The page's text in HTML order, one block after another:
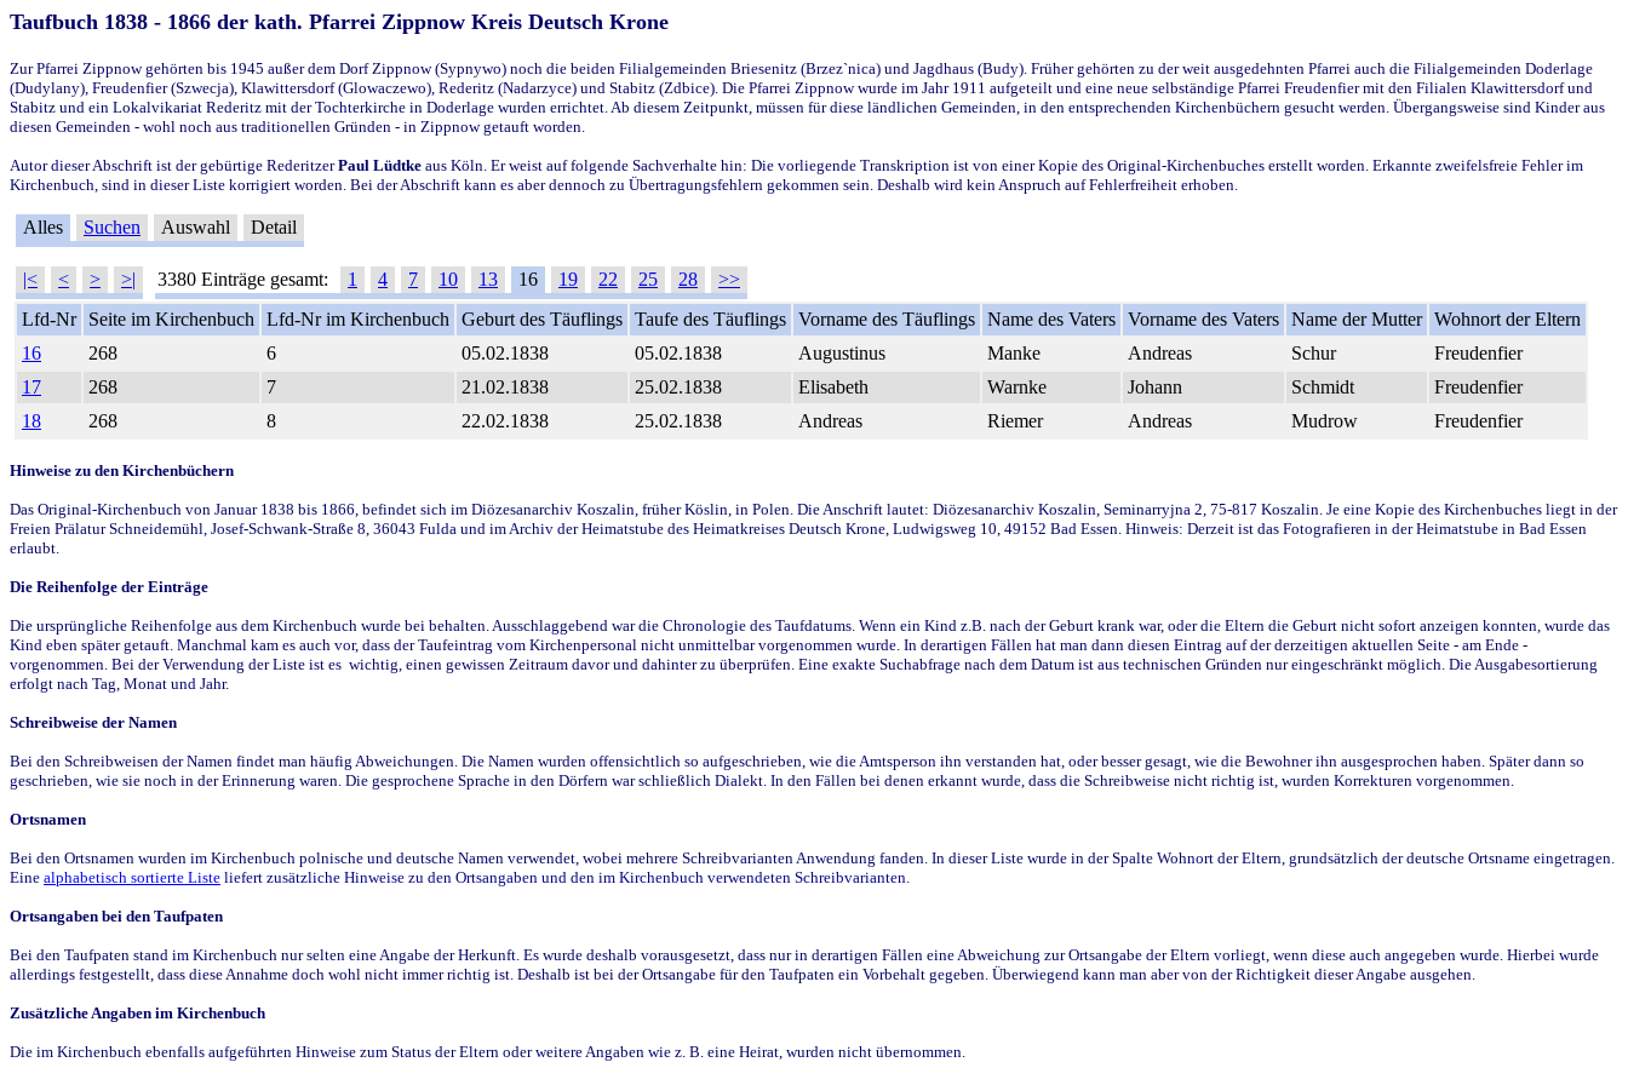
Taufbuch 1838 - 1866 der kath. Pfarrei Zippnow Kreis Deutsch Krone
Zur Pfarrei Zippnow gehörten bis 1945 außer dem Dorf Zippnow (Sypnywo) noch die beiden Filialgemeinden Briesenitz (Brzez`nica) und Jagdhaus (Budy). Früher gehörten zu der weit ausgedehnten Pfarrei auch die Filialgemeinden Doderlage
(Dudylany), Freudenfier (Szwecja), Klawittersdorf (Glowaczewo), Rederitz (Nadarzyce) und Stabitz (Zdbice). Die Pfarrei Zippnow wurde im Jahr 1911 aufgeteilt und eine neue selbständige Pfarrei Freudenfier mit den Filialen Klawittersdorf und
Stabitz und ein Lokalvikariat Rederitz mit der Tochterkirche in Doderlage wurden errichtet. Ab diesem Zeitpunkt, müssen für diese ländlichen Gemeinden, in den entsprechenden Kirchenbüchern gesucht werden. Übergangsweise sind Kinder aus
diesen Gemeinden - wohl noch aus traditionellen Gründen - in Zippnow getauft worden.
Autor dieser Abschrift ist der gebürtige RederitzerPaul Lüdtke aus Köln. Er weist auf folgende Sachverhalte hin: Die vorliegende Transkription ist von einer Kopie des Original-Kirchenbuches erstellt worden. Erkannte zweifelsfreie Fehler im
Kirchenbuch, sind in dieser Liste korrigiert worden. Bei der Abschrift kann es aber dennoch zu Übertragungsfehlern gekommen sein. Deshalb wird kein Anspruch auf Fehlerfreiheit erhoben.
Alles Suchen Auswahl Detail
|< < > >| 3380 Einträge gesamt: 1 4 7 10 13 16 19 22 25 28
>>
Lfd-Nr
Seite im Kirchenbuch Lfd-Nr im Kirchenbuch Geburt des Täuflings Taufe des Täuflings Vorname des Täuflings Name des Vaters Vorname des Vaters Name der Mutter Wohnort der Eltern
16
268 6 05.02.1838 05.02.1838 Augustinus Manke Andreas Schur
Freudenfier
17
268 7 21.02.1838 25.02.1838 Elisabeth Warnke Johann Schmidt
Freudenfier
18
268 8 22.02.1838 25.02.1838 Andreas Riemer Andreas Mudrow Freudenfier
Hinweise zu den Kirchenbüchern
Das Original-Kirchenbuch von Januar 1838 bis 1866, befindet sich im Diözesanarchiv Koszalin, früher Köslin, in Polen. Die Anschrift lautet: Diözesanarchiv Koszalin, Seminarryjna 2, 75-817 Koszalin. Je eine Kopie des Kirchenbuches liegt in der
Freien Prälatur Schneidemühl, Josef-Schwank-Straße 8, 36043 Fulda und im Archiv der Heimatstube des Heimatkreises Deutsch Krone, Ludwigsweg 10, 49152 Bad Essen. Hinweis: Derzeit ist das Fotografieren in der Heimatstube in Bad Essen
erlaubt.
Die Reihenfolge der Einträge
Die ursprüngliche Reihenfolge aus dem Kirchenbuch wurde bei behalten. Ausschlaggebend war die Chronologie des Taufdatums. Wenn ein Kind z.B. nach der Geburt krank war, oder die Eltern die Geburt nicht sofort anzeigen konnten, wurde das
Kind eben später getauft. Manchmal kam es auch vor, dass der Taufeintrag vom Kirchenpersonal nicht unmittelbar vorgenommen wurde. In derartigen Fällen hat man dann diesen Eintrag auf der derzeitigen aktuellen Seite - am Ende -
vorgenommen. Bei der Verwendung der Liste ist es wichtig, einen gewissen Zeitraum davor und dahinter zu überprüfen. Eine exakte Suchabfrage nach dem Datum ist aus technischen Gründen nur eingeschränkt möglich. Die Ausgabesortierung
erfolgt nach Tag, Monat und Jahr.
Schreibweise der Namen
Bei den Schreibweisen der Namen findet man häufig Abweichungen. Die Namen wurden offensichtlich so aufgeschrieben, wie die Amtsperson ihn verstanden hat, oder besser gesagt, wie die Bewohner ihn ausgesprochen haben. Später dann so
geschrieben, wie sie noch in der Erinnerung waren. Die gesprochene Sprache in den Dörfern war schließlich Dialekt. In den Fällen bei denen erkannt wurde, dass die Schreibweise nicht richtig ist, wurden Korrekturen vorgenommen.
Ortsnamen
Bei den Ortsnamen wurden im Kirchenbuch polnische und deutsche Namen verwendet, wobei mehrere Schreibvarianten Anwendung fanden. In dieser Liste wurde in der Spalte Wohnort der Eltern, grundsätzlich der deutsche Ortsname eingetragen.
Eine alphabetisch sortierte Liste liefert zusätzliche Hinweise zu den Ortsangaben und den im Kirchenbuch verwendeten Schreibvarianten.
Ortsangaben bei den Taufpaten
Bei den Taufpaten stand im Kirchenbuch nur selten eine Angabe der Herkunft. Es wurde deshalb vorausgesetzt, dass nur in derartigen Fällen eine Abweichung zur Ortsangabe der Eltern vorliegt, wenn diese auch angegeben wurde. Hierbei wurde
allerdings festgestellt, dass diese Annahme doch wohl nicht immer richtig ist. Deshalb ist bei der Ortsangabe für den Taufpaten ein Vorbehalt gegeben. Überwiegend kann man aber von der Richtigkeit dieser Angabe ausgehen.
Zusätzliche Angaben im Kirchenbuch
Die im Kirchenbuch ebenfalls aufgeführten Hinweise zum Status der Eltern oder weitere Angaben wie z. B. eine Heirat, wurden nicht übernommen.